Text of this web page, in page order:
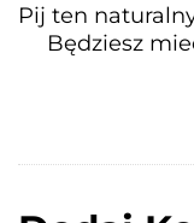
Pij ten
Będziesz